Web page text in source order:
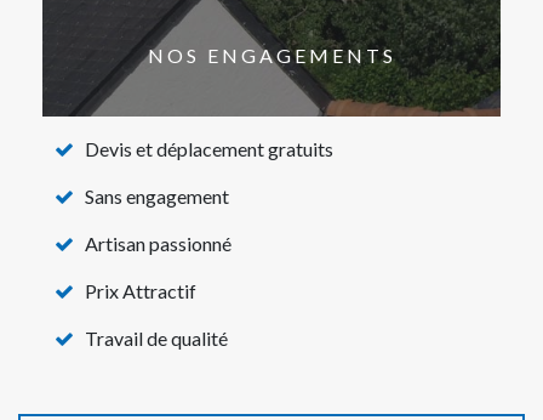
NOS ENGAGEMENTS
Devis et déplacement gratuits
Sans engagement
Artisan passionné
Prix Attractif
Travail de qualité